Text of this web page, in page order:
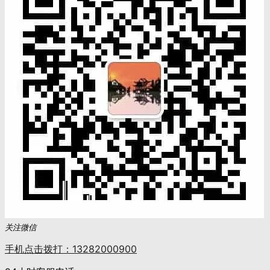
关注微信
手机点击拨打：13282000900